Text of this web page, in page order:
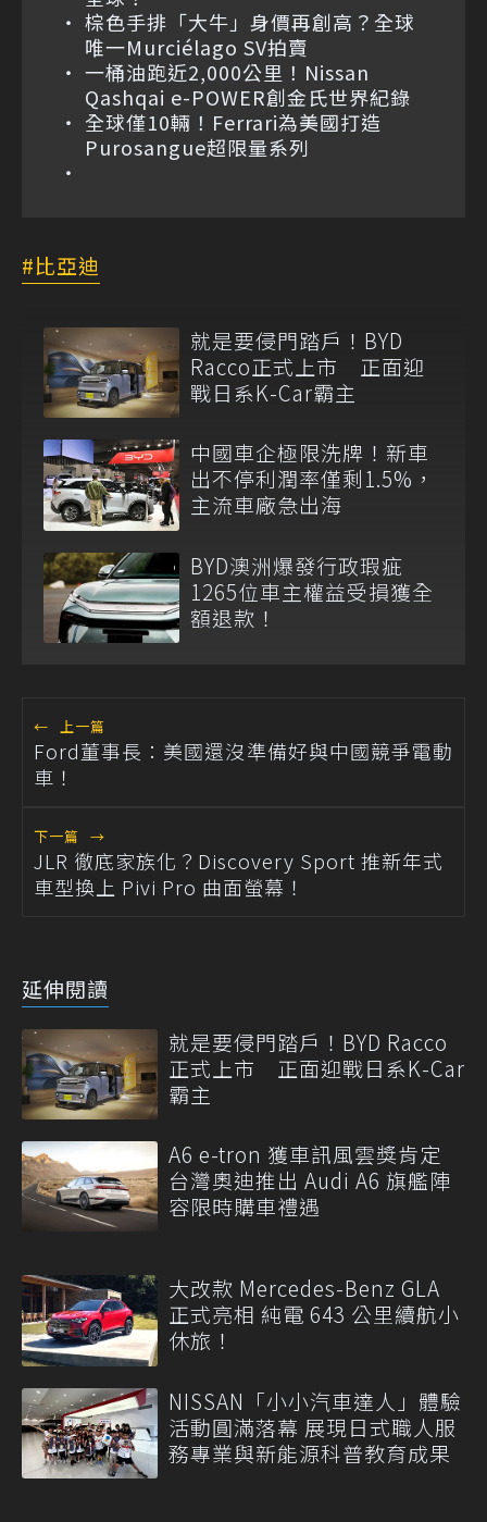
棕色手排「大牛」身價再創高？全球
唯一Murciélago SV拍賣
一桶油跑近2,000公里！Nissan
Qashqai e-POWER創金氏世界紀錄
全球僅10輛！Ferrari為美國打造
Purosangue超限量系列
比亞迪
就是要侵門踏戶！BYD
Racco正式上市 正面迎
戰日系K-Car霸主
中國車企極限洗牌！新車
出不停利潤率僅剩1.5%，
主流車廠急出海
BYD澳洲爆發行政瑕疵
1265位車主權益受損獲全
額退款！
← 上一篇
Ford董事長：美國還沒準備好與中國競爭電動
車！
下一篇 →
JLR 徹底家族化？Discovery Sport 推新年式
車型換上 Pivi Pro 曲面螢幕！
延伸閱讀
就是要侵門踏戶！BYD Racco
正式上市 正面迎戰日系K-Car
霸主
A6 e-tron 獲車訊風雲獎肯定
台灣奧迪推出 Audi A6 旗艦陣
容限時購車禮遇
大改款 Mercedes-Benz GLA
正式亮相 純電 643 公里續航小
休旅！
NISSAN「小小汽車達人」體驗
活動圓滿落幕 展現日式職人服
務專業與新能源科普教育成果